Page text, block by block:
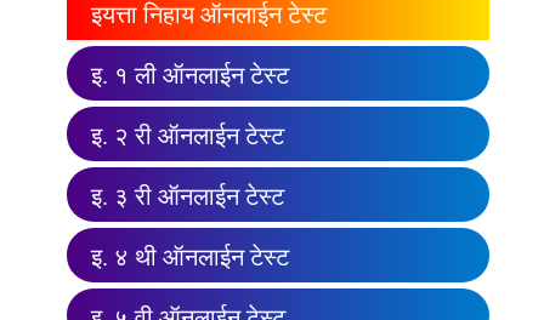
इयत्ता निहाय ऑनलाईन टेस्ट
इ. १ ली ऑनलाईन टेस्ट
इ. २ री ऑनलाईन टेस्ट
इ. ३ री ऑनलाईन टेस्ट
इ. ४ थी ऑनलाईन टेस्ट